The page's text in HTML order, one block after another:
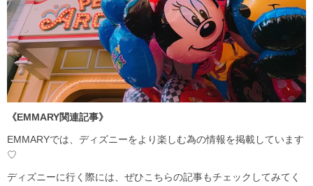
《EMMARY関連記事》
EMMARYでは、ディズニーをより楽しむ為の情報を掲載しています
♡
ディズニーに行く際には、ぜひこちらの記事もチェックしてみてく